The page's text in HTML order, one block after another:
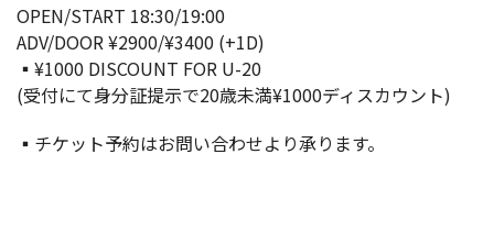
OPEN/START 18:30/19:00
ADV/DOOR ¥2900/¥3400 (+1D)
▪︎¥1000 DISCOUNT FOR U-20
(受付にて身分証提示で20歳未満¥1000ディスカウント)
▪︎チケット予約はお問い合わせより承ります。